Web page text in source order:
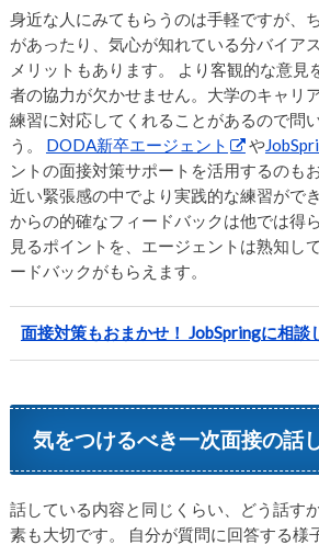
身近な人にみてもらうのは手軽ですが、
があったり、気心が知れている分バイア
メリットもあります。 より客観的な意見
者の協力が欠かせません。大学のキャリ
練習に対応してくれることがあるので問
う。 DODA新卒エージェント や
ントの面接対策サポートを活用するのも
近い緊張感の中でより実践的な練習がで
からの的確なフィードバックは他では得
見るポイントを、エージェントは熟知し
ードバックがもらえます。
面接対策もおまかせ！ JobSpringに相談
気をつけるべき一次面接の話
話している内容と同じくらい、どう話す
素も大切です。 自分が質問に回答する様